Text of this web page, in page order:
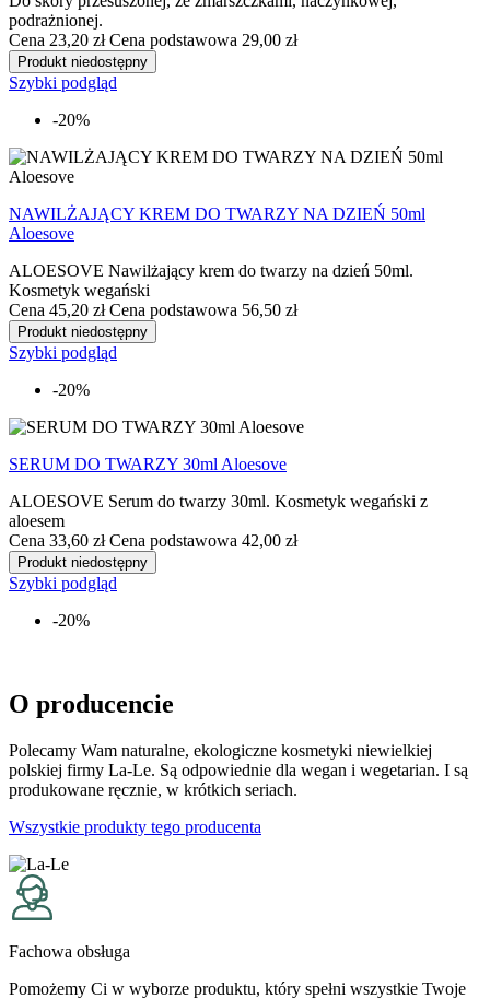
podrażnionej.
Cena 23,20 zł Cena podstawowa 29,00 zł
Produkt niedostępny
Szybki podgląd
-20%
NAWILŻAJĄCY KREM DO TWARZY NA DZIEŃ 50ml
Aloesove
ALOESOVE Nawilżający krem do twarzy na dzień 50ml.
Kosmetyk wegański
Cena 45,20 zł Cena podstawowa 56,50 zł
Produkt niedostępny
Szybki podgląd
-20%
SERUM DO TWARZY 30ml Aloesove
ALOESOVE Serum do twarzy 30ml. Kosmetyk wegański z
aloesem
Cena 33,60 zł Cena podstawowa 42,00 zł
Produkt niedostępny
Szybki podgląd
-20%
O producencie
Polecamy Wam naturalne, ekologiczne kosmetyki niewielkiej
polskiej firmy La-Le. Są odpowiednie dla wegan i wegetarian. I są
produkowane ręcznie, w krótkich seriach.
Wszystkie produkty tego producenta
Fachowa obsługa
Pomożemy Ci w wyborze produktu, który spełni wszystkie Twoje